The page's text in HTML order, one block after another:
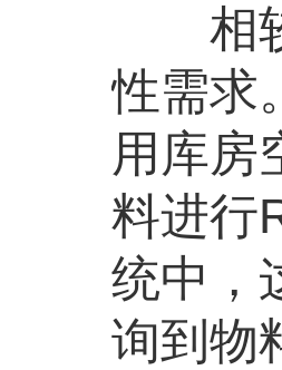
相较
性需求
用库房
料进行
统中，
询到物